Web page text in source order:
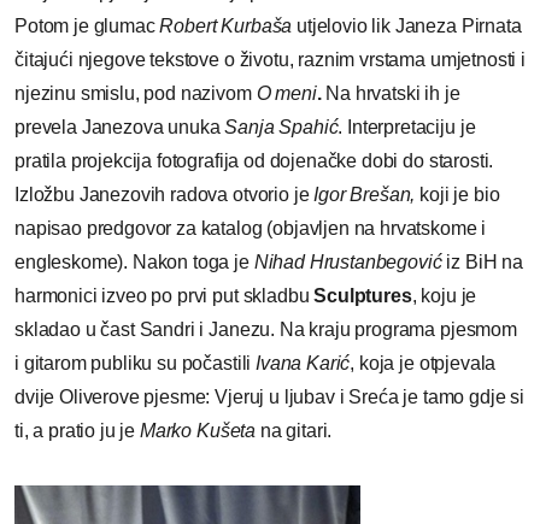
Potom je glumacRobert Kurbaša utjelovio lik Janeza Pirnata
čitajući njegove tekstove o životu, raznim vrstama umjetnosti i
njezinu smislu, pod nazivomO meni.Na hrvatski ih je
prevela Janezova unuka Sanja Spahić. Interpretaciju je
pratila projekcija fotografija od dojenačke dobi do starosti.
Izložbu Janezovih radova otvorio jeIgor Brešan, koji je bio
napisao predgovor za katalog (objavljen na hrvatskome i
engleskome). Nakon toga je Nihad Hrustanbegovićiz BiH na
harmonici izveo po prvi put skladbuSculptures, koju je
skladao u čast Sandri i Janezu. Na kraju programa pjesmom
i gitarom publiku su počastili Ivana Karić, koja je otpjevala
dvije Oliverove pjesme: Vjeruj u ljubav i Sreća je tamo gdje si
ti, a pratio ju je Marko Kušeta na gitari.